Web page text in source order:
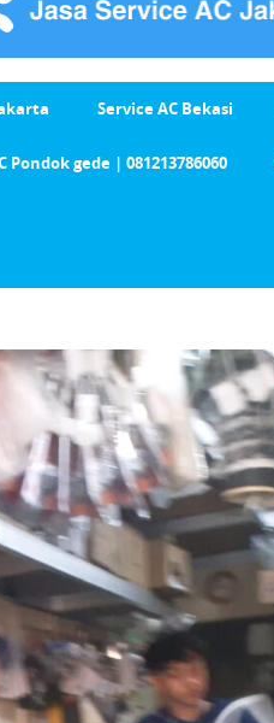
Service AC Bekasi
Pondok gede | 081213786060